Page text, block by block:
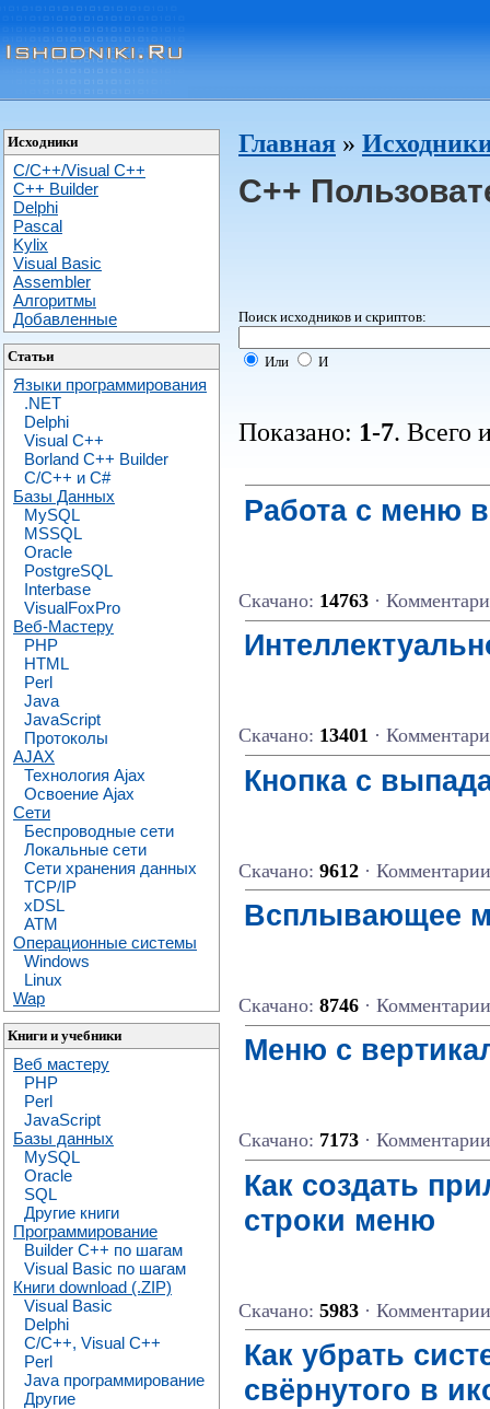
Исходники
C/C++/Visual C++
С++ Builder
Delphi
Pascal
Kylix
Visual Basic
Assembler
Алгоритмы
Добавленные
Статьи
Языки программирования
.NET
Delphi
Visual C++
Borland C++ Builder
C/С++ и C#
Базы Данных
MySQL
MSSQL
Oracle
PostgreSQL
Interbase
VisualFoxPro
Веб-Мастеру
PHP
HTML
Perl
Java
JavaScript
Протоколы
AJAX
Технология Ajax
Освоение Ajax
Сети
Беспроводные сети
Локальные сети
Сети хранения данных
TCP/IP
xDSL
ATM
Операционные системы
Windows
Linux
Wap
Книги и учебники
Веб мастеру
PHP
Perl
JavaScript
Базы данных
MySQL
Oracle
SQL
Другие книги
Программирование
Builder C++ по шагам
Visual Basic по шагам
Книги download (.ZIP)
Visual Basic
Delphi
C/C++, Visual C++
Perl
Java программирование
Другие
Главная »
C++
Поиск исходников и скриптов:
Или И
Показано: 1-7. Всего
Работа с меню
Скачано: 14763 ·
Скачано: 13401 ·
Кнопка с
Скачано: 9612 ·
Всплывающее
Скачано: 8746 ·
Меню с
Скачано: 7173 ·
Как создать
строки меню
Скачано: 5983 ·
Как убрать
свёрнутого в